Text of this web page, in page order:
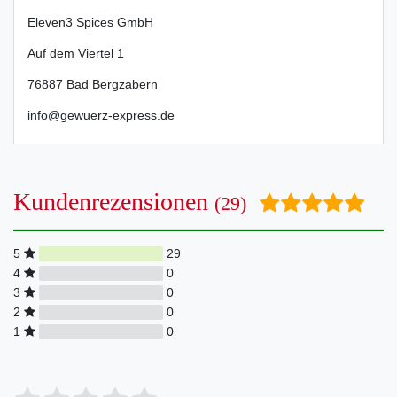
Eleven3 Spices GmbH
Auf dem Viertel 1
76887 Bad Bergzabern
info@gewuerz-express.de
Kundenrezensionen (29)
5
29
4
0
3
0
2
0
1
0
Bewertungssterne